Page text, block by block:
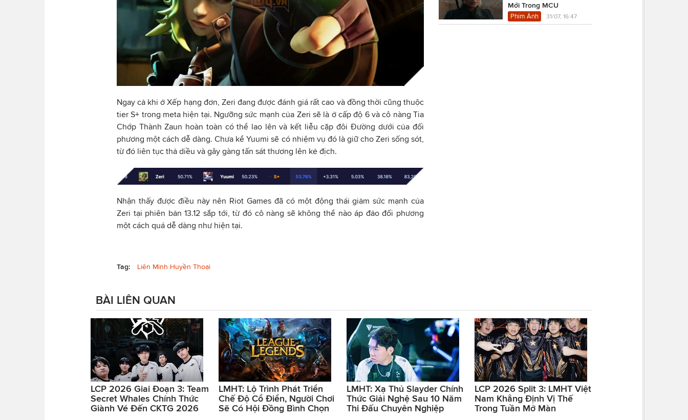
Ngay cả khi ở Xếp hạng đơn, Zeri đang được đánh giá rất cao và đồng thời cũng thuộc
tier S+ trong meta hiện tại. Ngưỡng sức mạnh của Zeri sẽ là ở cấp độ 6 và cô nàng Tia
Chớp Thành Zaun hoàn toàn có thể lao lên và kết liễu cặp đôi Đường dưới của đối
phương một cách dễ dàng. Chưa kể Yuumi sẽ có nhiệm vụ đó là giữ cho Zeri sống sót,
từ đó liên tục thả diều và gây gàng tấn sát thương lên kẻ địch.
Nhận thấy được điều này nên Riot Games đã có một động thái giảm sức mạnh của
Zeri tại phiên bản 13.12 sắp tới, từ đó cô nàng sẽ không thể nào áp đảo đối phương
một cách quá dễ dàng như hiện tại.
Tag: Liên Minh Huyền Thoại
Mới Trong MCU
Phim Ảnh 31/07, 16:47
BÀI LIÊN QUAN
LCP 2026 Giai Đoạn 3: Team
Secret Whales Chính Thức
Giành Vé Đến CKTG 2026
LMHT: Lộ Trình Phát Triển
Chế Độ Cổ Điển, Người Chơi
Sẽ Có Hội Đồng Bình Chọn
LMHT: Xạ Thủ Slayder Chính
Thức Giải Nghệ Sau 10 Năm
Thi Đấu Chuyên Nghiệp
LCP 2026 Split 3: LMHT Việt
Nam Khẳng Định Vị Thế
Trong Tuần Mở Màn